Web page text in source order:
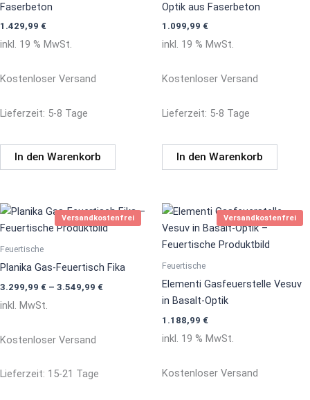
Faserbeton
1.429,99 €
inkl. 19 % MwSt.
Kostenloser Versand
Lieferzeit: 5-8 Tage
In den Warenkorb
Optik aus Faserbeton
1.099,99 €
inkl. 19 % MwSt.
Kostenloser Versand
Lieferzeit: 5-8 Tage
In den Warenkorb
Versandkostenfrei
Feuertische
Planika Gas-Feuertisch Fika
3.299,99 € – 3.549,99 €
inkl. MwSt.
Kostenloser Versand
Lieferzeit: 15-21 Tage
Dieses
Produkt
mehrere
Optionen
Versandkostenfrei
Feuertische
Elementi Gasfeuerstelle Vesuv
in Basalt-Optik
1.188,99 €
inkl. 19 % MwSt.
Kostenloser Versand